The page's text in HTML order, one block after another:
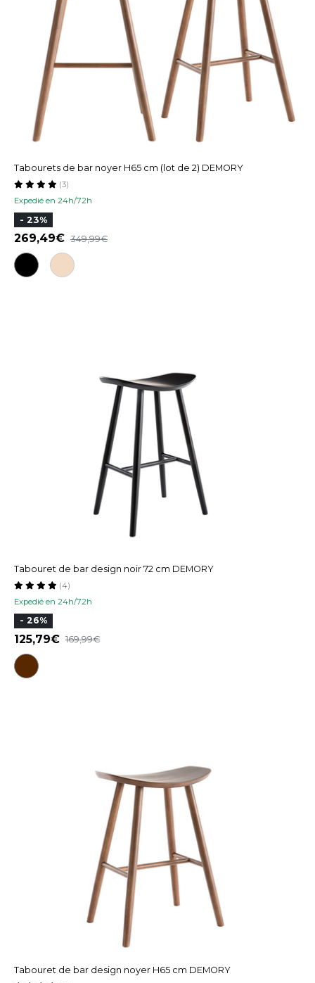
Tabourets de bar noyer H65 cm (lot de 2) DEMORY
Expedié en 24h/72h
(3)
- 23%
269,49 349,99
Tabouret de bar design noir 72 cm DEMORY
Expedié en 24h/72h
(4)
- 26%
125,79 169,99
Tabouret de bar design noyer H65 cm DEMORY